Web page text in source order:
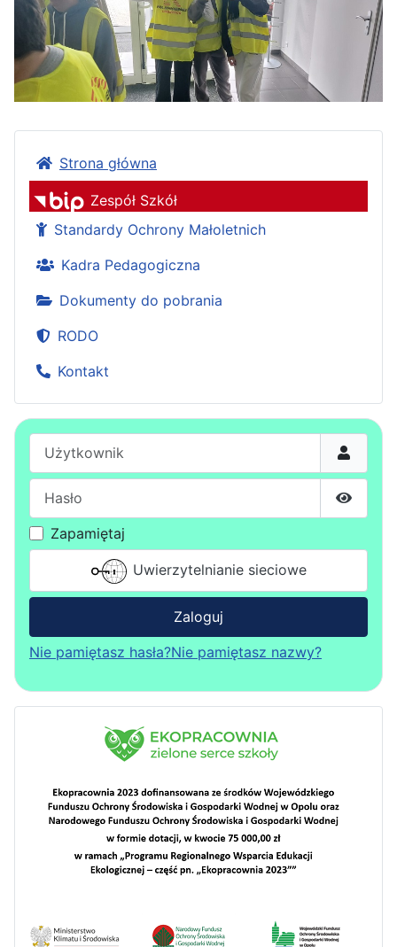
Strona główna
Zespół Szkół
Standardy Ochrony Małoletnich
Kadra Pedagogiczna
Dokumenty do pobrania
RODO
Kontakt
Pokaż
Zapamiętaj
Uwierzytelnianie sieciowe
Zaloguj
Nie pamiętasz hasła?Nie pamiętasz nazwy?